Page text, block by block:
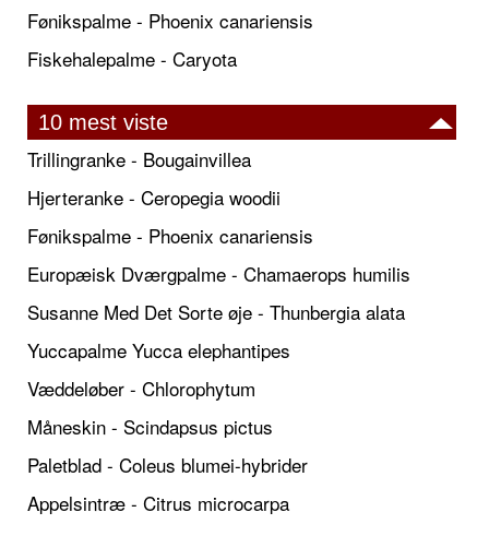
Fønikspalme - Phoenix canariensis
Fiskehalepalme - Caryota
10 mest viste
Trillingranke - Bougainvillea
Hjerteranke - Ceropegia woodii
Fønikspalme - Phoenix canariensis
Europæisk Dværgpalme - Chamaerops humilis
Susanne Med Det Sorte øje - Thunbergia alata
Yuccapalme Yucca elephantipes
Væddeløber - Chlorophytum
Måneskin - Scindapsus pictus
Paletblad - Coleus blumei-hybrider
Appelsintræ - Citrus microcarpa